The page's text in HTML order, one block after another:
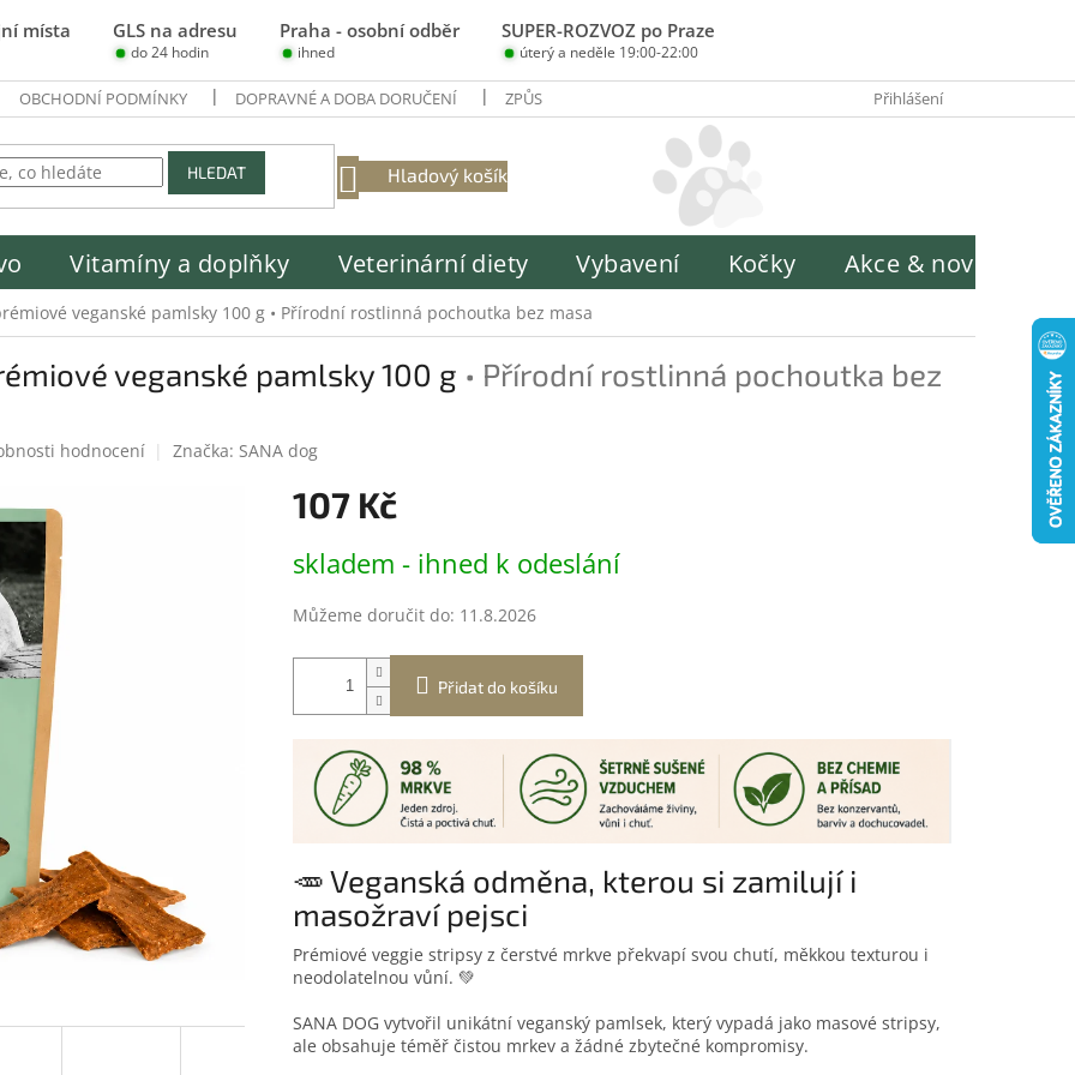
místa GLS na adresu Praha - osobní odběr SUPER-ROZVOZ po Praze
do 24 hodin ihned úterý a neděle 19:00-22:00
OBCHODNÍ PODMÍNKY DOPRAVNÉ A DOBA DORUČENÍ ZPŮSOBY PLATBY INFORMACE O ZPRACOVÁNÍ OSOBNÍCH ÚDAJŮ
Přihlášení
HLEDAT
NÁKUPNÍ
Hladový košík
Vitamíny a doplňky Veterinární diety Vybavení Kočky Akce & novinky
veganské pamlsky 100 g • Přírodní rostlinná pochoutka bez masa
veganské pamlsky 100 g • Přírodní rostlinná pochoutka bez
hodnocení Značka: SANA dog
107 Kč
cena:
skladem - ihned k odeslání
Můžeme doručit do: 11.8.2026
Přidat do košíku
🥕 Veganská odměna, kterou si zamilují i
masožraví pejsci
Prémiové veggie stripsy z čerstvé mrkve překvapí svou chutí, měkkou texturou i
neodolatelnou vůní. 💚
SANA DOG vytvořil unikátní veganský pamlsek, který vypadá jako masové stripsy,
ale obsahuje téměř čistou mrkev a žádné zbytečné kompromisy.